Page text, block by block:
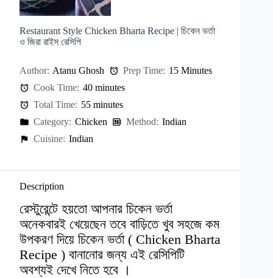
Restaurant Style Chicken Bharta Recipe | চিকেন ভর্তা
ও জিরা রাইস রেসিপি
Author: Atanu Ghosh Prep Time: 15 Minutes
Cook Time: 40 minutes
Total Time: 55 minutes
Category: Chicken Method: Indian
Cuisine: Indian
Description
রেস্টুরেন্টে হয়তো আপনার চিকেন ভর্তা
অনেকবারই খেয়েছেন তবে বাড়িতে খুব সহজে কম
উপকরণ দিয়ে চিকেন ভর্তা ( Chicken Bharta
Recipe ) বানানোর জন্য এই রেসিপিটি
অবশ্যই দেখে নিতে হবে ।